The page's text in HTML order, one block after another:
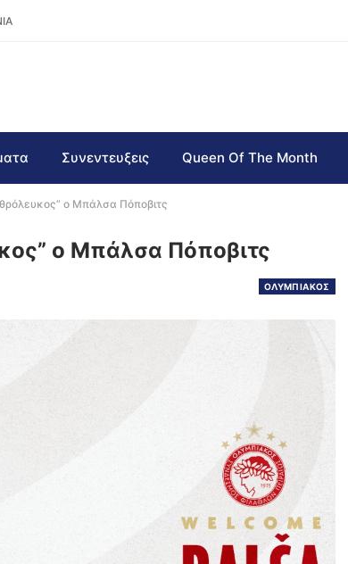
Συνεντευξεις Queen Of The Month
ο Μπάλσα Πόποβιτς
ο Μπάλσα Πόποβιτς
ΟΛΥΜΠΙΑΚΟΣ